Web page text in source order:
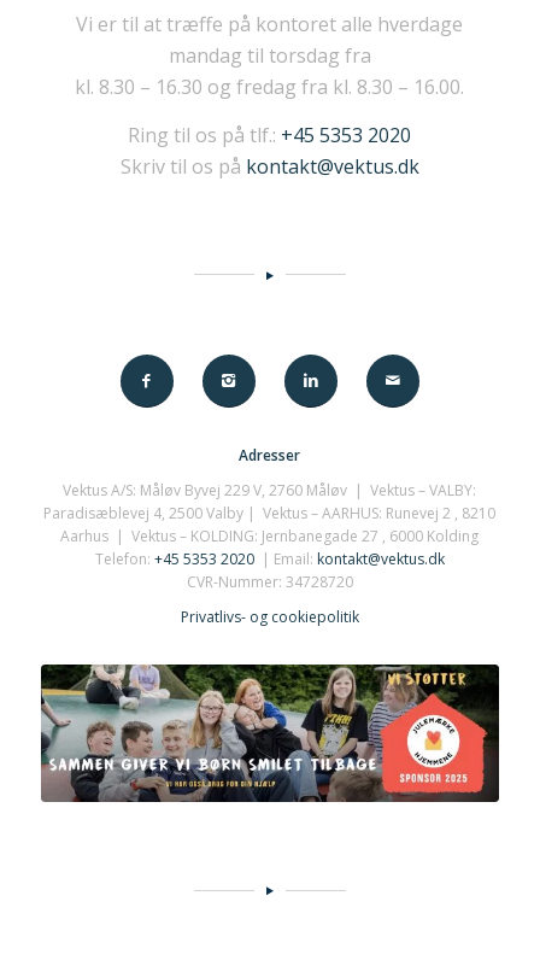
Vi er til at træffe på kontoret alle hverdage
mandag til torsdag fra
kl. 8.30 – 16.30 og fredag fra kl. 8.30 – 16.00.
Ring til os på tlf.: +45 5353 2020
Skriv til os på kontakt@vektus.dk
Adresser
Vektus A/S: Måløv Byvej 229 V, 2760 Måløv | Vektus – VALBY:
Paradisæblevej 4, 2500 Valby | Vektus – AARHUS: Runevej 2 , 8210
Aarhus | Vektus – KOLDING: Jernbanegade 27 , 6000 Kolding
Telefon: +45 5353 2020| Email: kontakt@vektus.dk
CVR-Nummer: 34728720
Privatlivs- og cookiepolitik